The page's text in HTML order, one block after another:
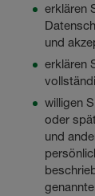
erklären
und
erklären
willigen
oder
und